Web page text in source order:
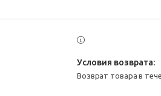
возврат товара в